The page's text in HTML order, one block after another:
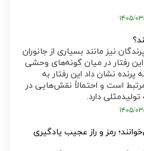
نیز مانند بسیاری از جانوران
این رفتار در میان گونه‌های وحشی
است. بررسی ۱۲۰ گونه پرنده نشان داد این رفتار به
است و احتمالاً نقش‌هایی در
دارد.
رمز و راز عجیب یادگیری